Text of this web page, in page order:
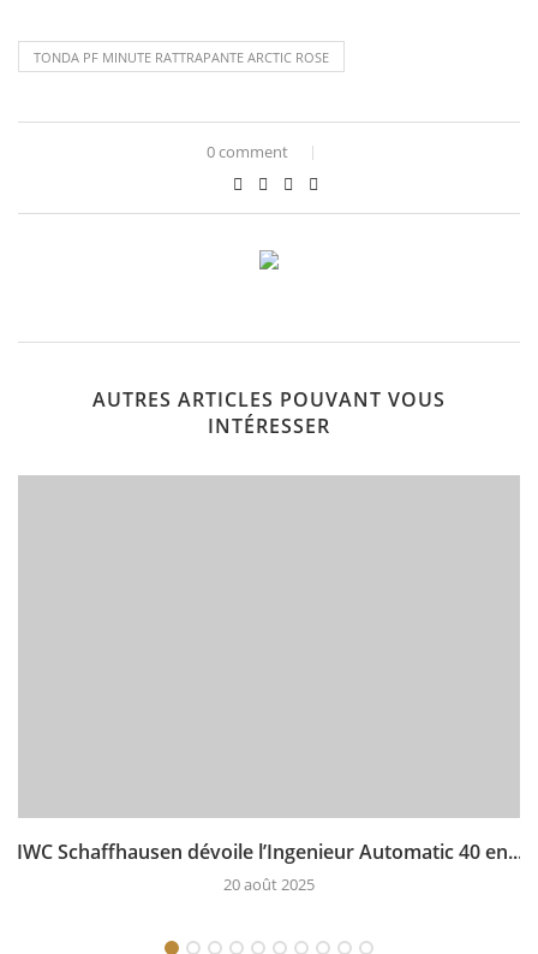
TONDA PF MINUTE RATTRAPANTE ARCTIC ROSE
0 comment
AUTRES ARTICLES POUVANT VOUS
INTÉRESSER
IWC Schaffhausen dévoile l’Ingenieur Automatic 40 en...
20 août 2025